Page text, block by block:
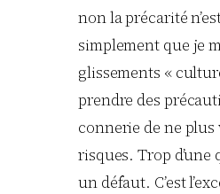
non la précarité
simplement que je
glissements «
prendre des
connerie de ne
risques. Trop
un défaut. C’est